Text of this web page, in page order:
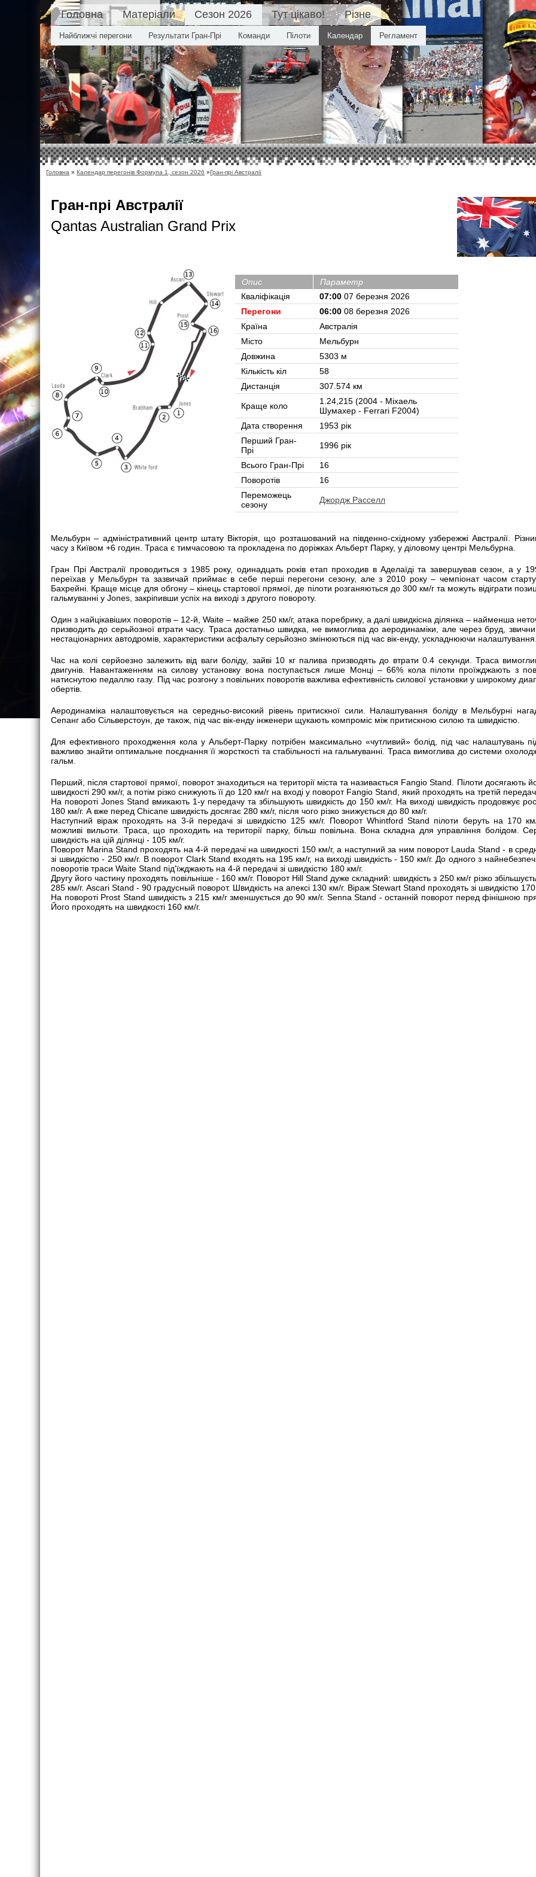
Головна Матеріали Сезон 2026
Найближчі перегони Результати Гран-Прі Команди Пілоти Календар Регламент
Тут цікаво! Різне
Головна »Календар перегонів Формула 1, сезон 2026 »Гран-прі Австралії
Гран-прі Австралії
Qantas Australian Grand Prix
Опис
Параметр
Кваліфікація
07:00 07 березня 2026
Перегони
06:00 08 березня 2026
Країна
Австралія
Місто
Мельбурн
Довжина
5303 м
Кількість кіл
58
Дистанція
307.574 км
Краще коло
1.24,215 (2004 - Міхаель
Шумахер - Ferrari F2004)
Дата створення
1953 рік
Перший Гран-
Прі
1996 рік
Всього Гран-Прі
16
Поворотів
16
Переможець
сезону
Джордж Расселл
Мельбурн – адміністративний центр штату Вікторія, що розташований на південно-східному узбережжі Австралії.
часу з Київом +6 годин. Траса є тимчасовою та прокладена по доріжках Альберт Парку, у діловому центрі Мельбурна.
Гран Прі Австралії проводиться з 1985 року, одинадцать років етап проходив в Аделаїді та завершував сезон, а у
переїхав у Мельбурн та зазвичай приймає в себе перші перегони сезону, але з 2010 року – чемпіонат часом
Бахрейні. Краще місце для обгону – кінець стартової прямої, де пілоти розганяються до 300 км/г та можуть відіграти
гальмуванні у Jones, закріпивши успіх на виході з другого повороту.
Один з найцікавіших поворотів – 12-й, Waite – майже 250 км/г, атака поребрику, а далі швидкісна ділянка – найменша
призводить до серьйозної втрати часу. Траса достатньо швидка, не вимоглива до аеродинаміки, але через бруд,
нестаціонарних автодромів, характеристики асфальту серьйозно змінюються під час вік-енду, ускладнюючи налаштування.
Час на колі серйоезно залежить від ваги боліду, зайві 10 кг палива призводять до втрати 0.4 секунди. Траса
двигунів. Навантаженням на силову установку вона поступається лише Монці – 66% кола пілоти проїжджають з
натиснутою педаллю газу. Під час розгону з повільних поворотів важлива ефективність силової установки у широкому
обертів.
Аеродинаміка налаштовується на середньо-високий рівень притискної сили. Налаштування боліду в Мельбурні
Сепанг або Сільверстоун, де також, під час вік-енду інженери щукають компроміс між притискною силою та швидкістю.
Для ефективного проходження кола у Альберт-Парку потрібен максимально «чутливий» болід, під час налаштувань
важливо знайти оптимальне поєднання її жорсткості та стабільності на гальмуванні. Траса вимоглива до системи
гальм.
Перший, після стартової прямої, поворот знаходиться на території міста та називається Fangio Stand. Пілоти досягають
швидкості 290 км/г, а потім різко снижують її до 120 км/г на вході у поворот Fangio Stand, який проходять на третій
На повороті Jones Stand вмикають 1-у передачу та збільшують швидкість до 150 км/г. На виході швидкість продовжує
180 км/г. А вже перед Chicane швидкість досягає 280 км/г, після чого різко знижується до 80 км/г.
Наступний віраж проходять на 3-й передачі зі швидкістю 125 км/г. Поворот Whintford Stand пілоти беруть на 170 км/
можливі вильоти. Траса, що проходить на території парку, більш повільна. Вона складна для управління болідом.
швидкість на цій ділянці - 105 км/г.
Поворот Marina Stand проходять на 4-й передачі на швидкості 150 км/г, а наступний за ним поворот Lauda Stand - в
зі швидкістю - 250 км/г. В поворот Clark Stand входять на 195 км/г, на виході швидкість - 150 км/г. До одного з
поворотів траси Waite Stand під'їжджають на 4-й передачі зі швидкістю 180 км/г.
Другу його частину проходять повільніше - 160 км/г. Поворот Hill Stand дуже складний: швидкість з 250 км/г різко
285 км/г. Ascari Stand - 90 градусный поворот. Швидкість на апексі 130 км/г. Віраж Stewart Stand проходять зі швидкістю 170
На повороті Prost Stand швидкість з 215 км/г зменшується до 90 км/г. Senna Stand - останній поворот перед фінішною
Його проходять на швидкості 160 км/г.